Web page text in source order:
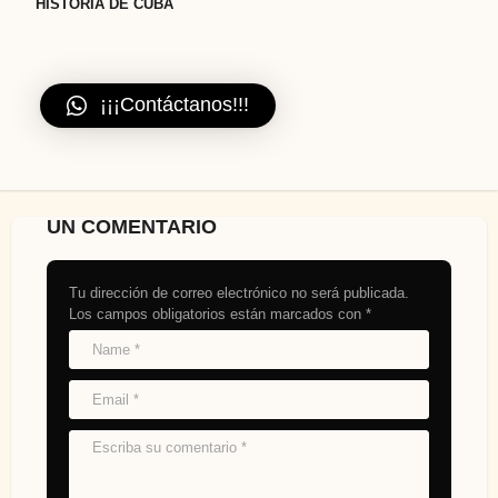
HISTORIA DE CUBA
¡¡¡Contáctanos!!!
UN COMENTARIO
Tu dirección de correo electrónico no será publicada.
Los campos obligatorios están marcados con *